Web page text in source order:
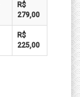
R$
279,00
R$
225,00